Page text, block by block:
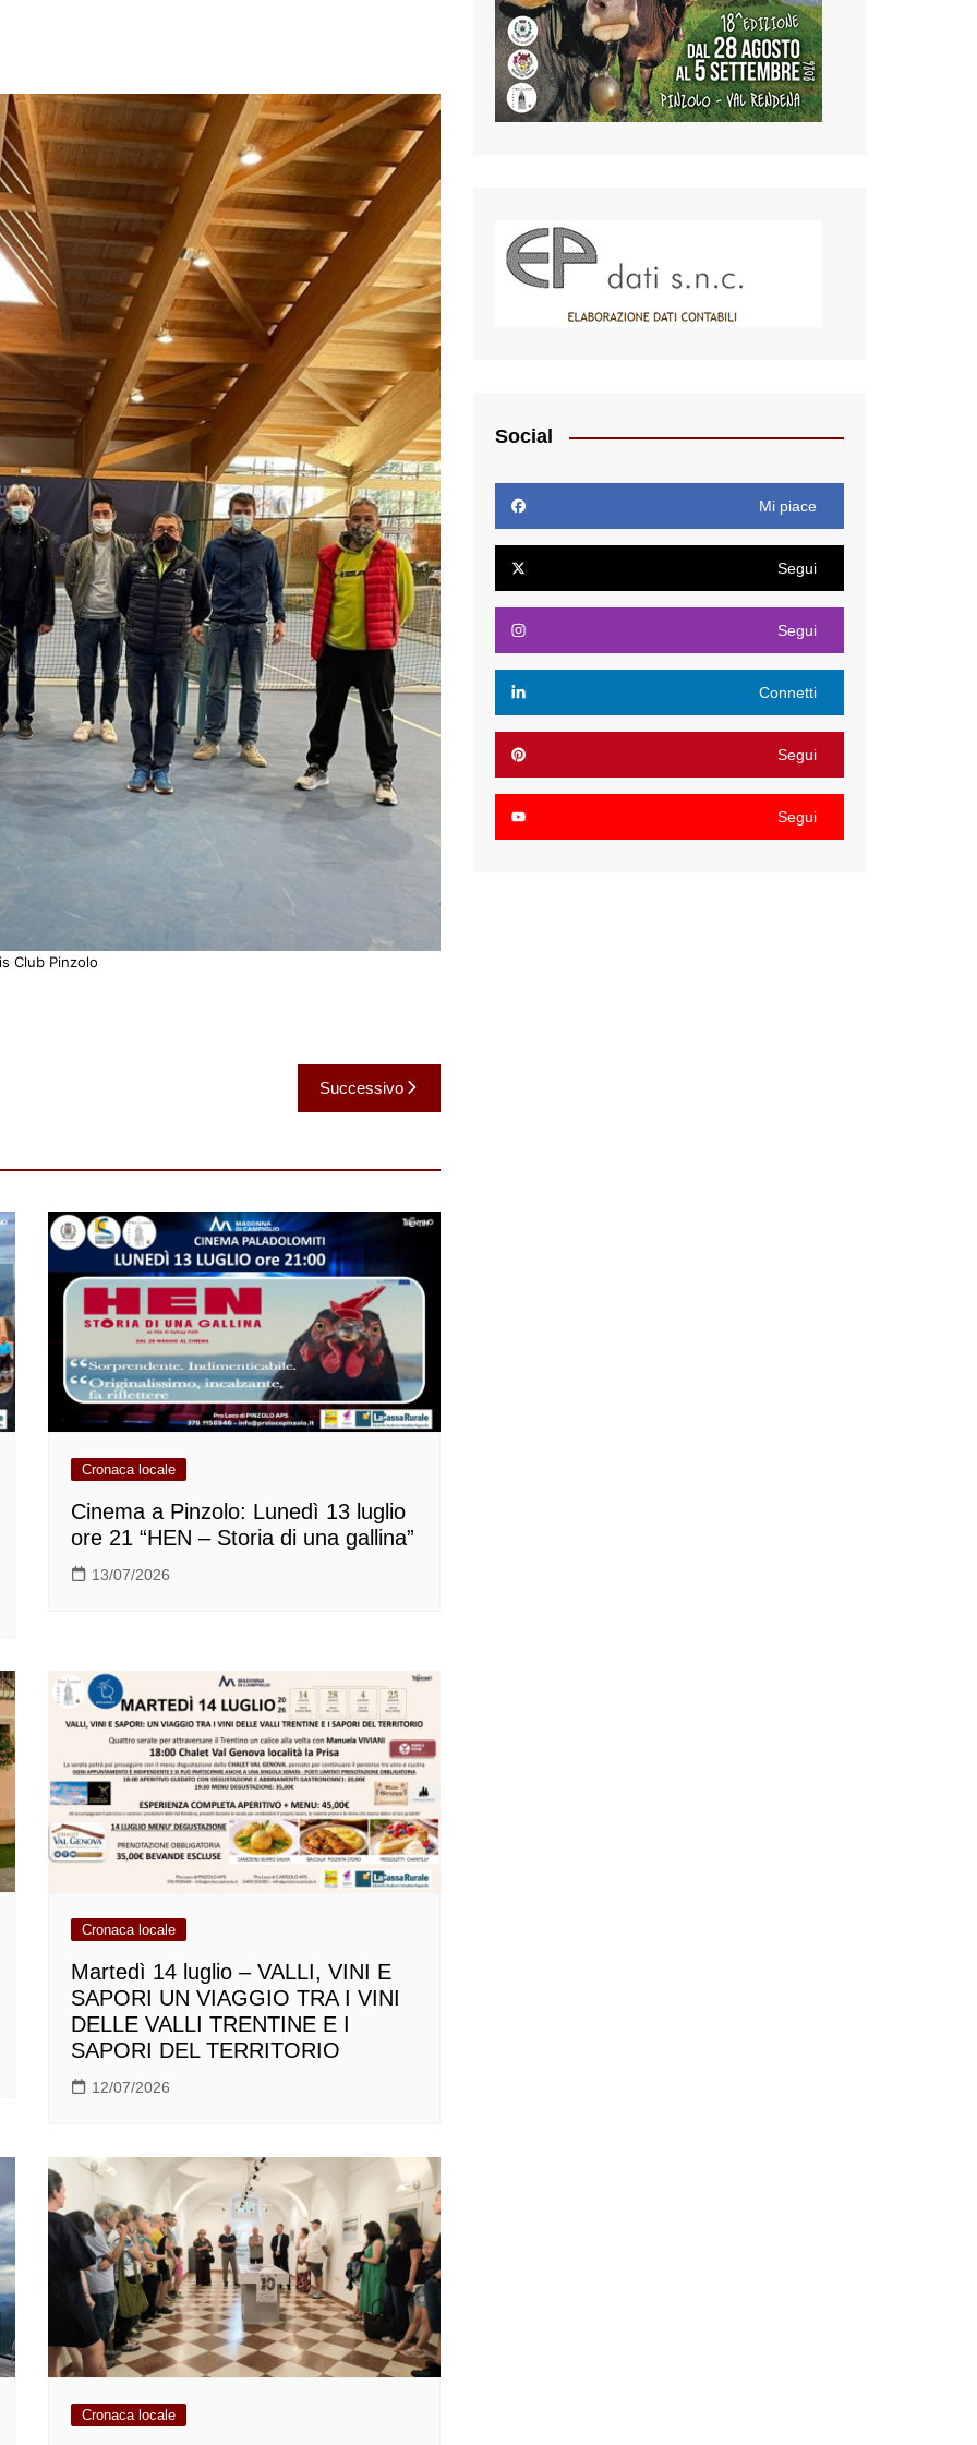
Club Pinzolo
Successivo
Cronaca locale
Cinema a Pinzolo: Lunedì 13 luglio
ore 21 “HEN – Storia di una gallina”
13/07/2026
Cronaca locale
Martedì 14 luglio – VALLI, VINI E
SAPORI UN VIAGGIO TRA I VINI
DELLE VALLI TRENTINE E I
SAPORI DEL TERRITORIO
12/07/2026
Cronaca locale
Social
Mi piace
Segui
Segui
Connetti
Segui
Segui